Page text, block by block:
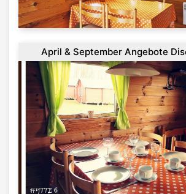
April & September Angebote